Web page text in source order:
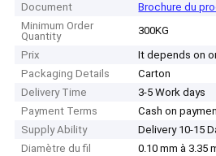
Document
Brochure du
Minimum Order
Quantity
300KG
Prix
It depends on
Packaging Details
Carton
Delivery Time
3-5 Work days
Payment Terms
Cash on
Supply Ability
Delivery 10-15
Diamètre du fil
0.10 mm à 3.35